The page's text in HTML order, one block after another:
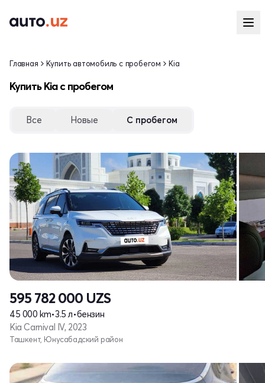
Главная Купить автомобиль с пробегом Kia
Купить Kia с пробегом
Все Новые С пробегом
595 782 000 UZS
45 000 km•3.5 л•бензин
Kia Carnival IV, 2023
Ташкент, Юнусабадский район